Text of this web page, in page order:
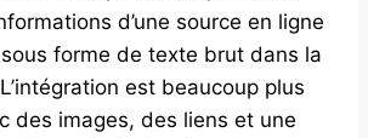
d’une source en ligne
forme de texte brut dans la
est beaucoup plus
des images, des liens et une